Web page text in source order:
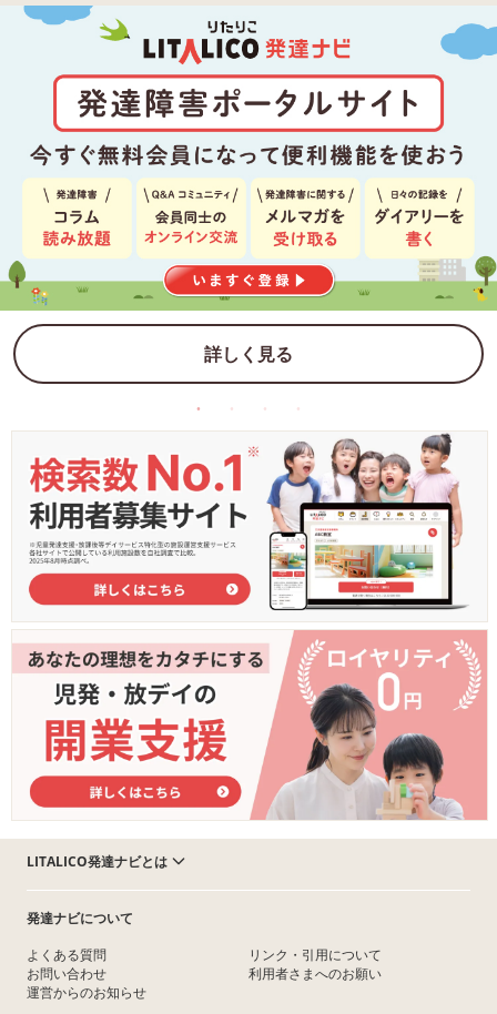
詳しく見る
LITALICO発達ナビとは
発達ナビについて
よくある質問
お問い合わせ
運営からのお知らせ
リンク・引用について
利用者さまへのお願い